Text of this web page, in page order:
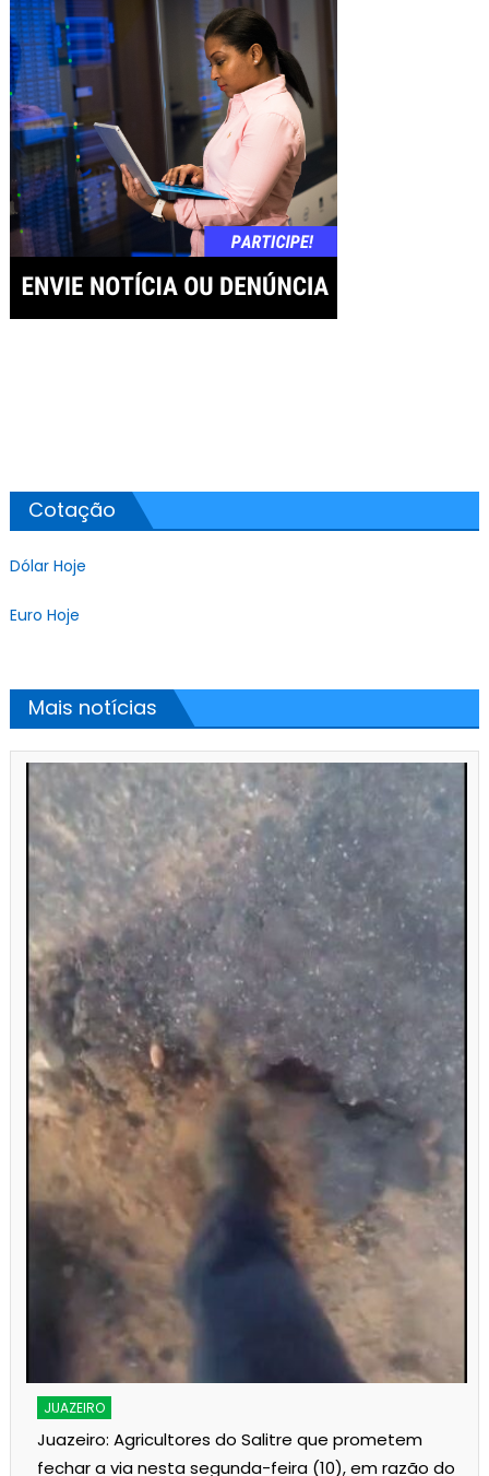
Cotação
Dólar Hoje
Euro Hoje
Mais notícias
JUAZEIRO
Juazeiro: Agricultores do Salitre que prometem
fechar a via nesta segunda-feira (10), em razão do